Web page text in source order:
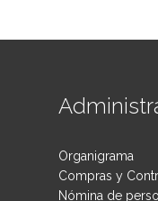
Organigrama
Compras y
Nómina de